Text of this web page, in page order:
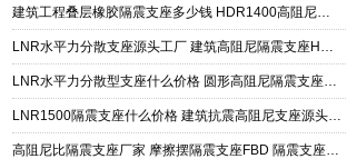
建筑工程叠层橡胶隔震支座多少钱 HDR1400高阻尼隔震支座 圆形高阻尼橡胶隔震支座什么价格
LNR水平力分散支座源头工厂 建筑高阻尼隔震支座HDR源头工厂 LNR800隔震支座价格
LNR水平力分散型支座什么价格 圆形高阻尼隔震支座多少钱 超高阻尼隔震支座厂家电话
LNR1500隔震支座什么价格 建筑抗震高阻尼支座源头工厂 LNR800天然橡胶隔震支座
高阻尼比隔震支座厂家 摩擦摆隔震支座FBD 隔震支座LRB700-Ⅱ生产厂家